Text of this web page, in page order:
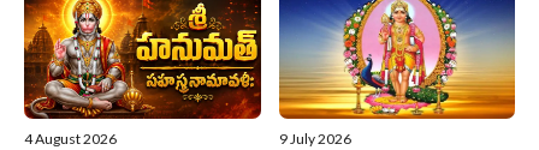
4 August 2026 9 July 2026